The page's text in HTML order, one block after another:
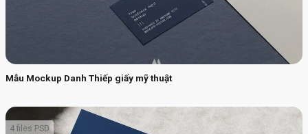
Mẫu Mockup Danh Thiếp giấy mỹ thuật
4 files PSD